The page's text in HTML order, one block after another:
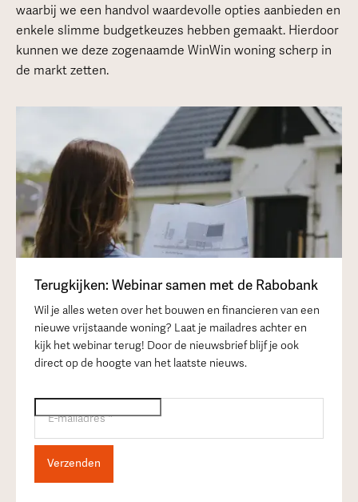
waarbij we een handvol waardevolle opties aanbieden en
enkele slimme budgetkeuzes hebben gemaakt. Hierdoor
kunnen we deze zogenaamde WinWin woning scherp in
de markt zetten.
Terugkijken: Webinar samen met de Rabobank
Wil je alles weten over het bouwen en financieren van een
nieuwe vrijstaande woning? Laat je mailadres achter en
kijk het webinar terug! Door de nieuwsbrief blijf je ook
direct op de hoogte van het laatste nieuws.